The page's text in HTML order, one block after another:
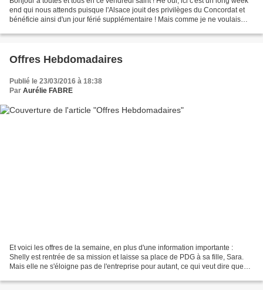
end qui nous attends puisque l'Alsace jouit des privilèges du Concordat et
bénéficie ainsi d'un jour férié supplémentaire ! Mais comme je ne voulais
Offres Hebdomadaires
Publié le 23/03/2016 à 18:38
Par Aurélie FABRE
Et voici les offres de la semaine, en plus d'une information importante :
Shelly est rentrée de sa mission et laisse sa place de PDG à sa fille, Sara.
Mais elle ne s'éloigne pas de l'entreprise pour autant, ce qui veut dire que